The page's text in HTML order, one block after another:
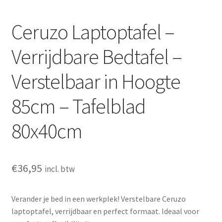
Ceruzo Laptoptafel –
Verrijdbare Bedtafel –
Verstelbaar in Hoogte
85cm – Tafelblad
80x40cm
€36,95 incl. btw
Verander je bed in een werkplek! Verstelbare Ceruzo
laptoptafel, verrijdbaar en perfect formaat. Ideaal voor